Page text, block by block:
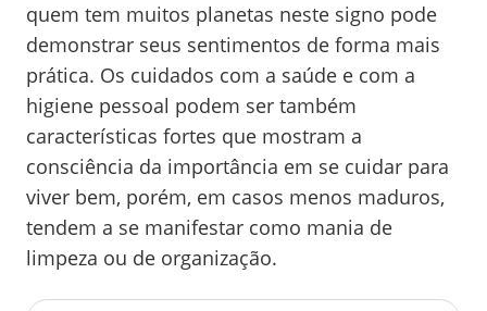
quem tem muitos planetas neste signo pode
demonstrar seus sentimentos de forma mais
prática. Os cuidados com a saúde e com a
higiene pessoal podem ser também
características fortes que mostram a
consciência da importância em se cuidar para
viver bem, porém, em casos menos maduros,
tendem a se manifestar como mania de
limpeza ou de organização.